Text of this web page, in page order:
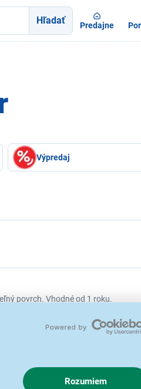
Rozumiem
Hľadať Predajne
Výpredaj
povrch. Vhodné od 1 roku.
povrch. Vhodné od 1 roka.